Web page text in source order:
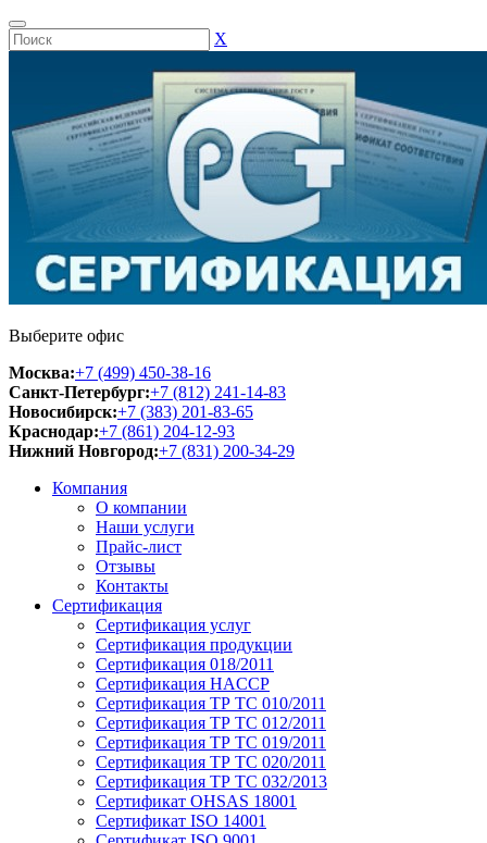
Х
Выберите офис
Москва:+7 (499) 450-38-16
Санкт-Петербург:+7 (812) 241-14-83
Новосибирск:+7 (383) 201-83-65
Краснодар:+7 (861) 204-12-93
Нижний Новгород:+7 (831) 200-34-29
Компания
О компании
Наши услуги
Прайс-лист
Отзывы
Контакты
Сертификация
Сертификация услуг
Сертификация продукции
Сертификация 018/2011
Сертификация HACCP
Сертификация ТР ТС 010/2011
Сертификация ТР ТС 012/2011
Сертификация ТР ТС 019/2011
Сертификация ТР ТС 020/2011
Сертификация ТР ТС 032/2013
Сертификат OHSAS 18001
Сертификат ISO 14001